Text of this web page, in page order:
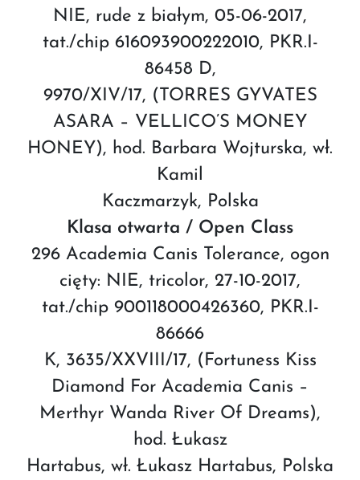
NIE, rude z białym, 05-06-2017,
tat./chip 616093900222010, PKR.I-
86458 D,
9970/XIV/17, (TORRES GYVATES
ASARA – VELLICO’S MONEY
HONEY), hod. Barbara Wojturska, wł.
Kamil
Kaczmarzyk, Polska
Klasa otwarta / Open Class
296 Academia Canis Tolerance, ogon
cięty: NIE, tricolor, 27-10-2017,
tat./chip 900118000426360, PKR.I-
86666
K, 3635/XXVIII/17, (Fortuness Kiss
Diamond For Academia Canis –
Merthyr Wanda River Of Dreams),
hod. Łukasz
Hartabus, wł. Łukasz Hartabus, Polska